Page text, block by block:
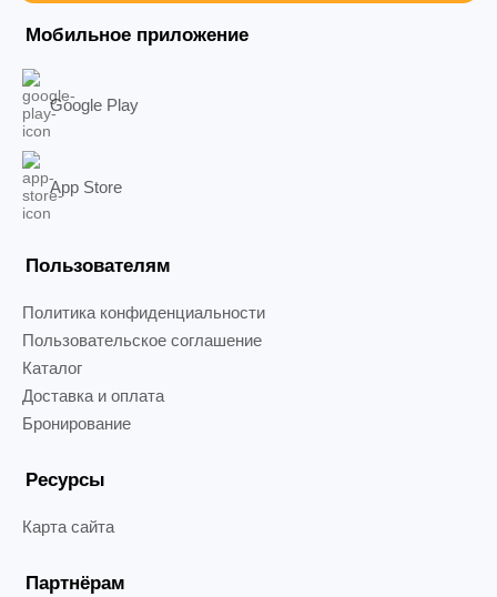
Мобильное приложение
Google Play
App Store
Пользователям
Политика конфиденциальности
Пользовательское соглашение
Каталог
Доставка и оплата
Бронирование
Ресурсы
Карта сайта
Партнёрам